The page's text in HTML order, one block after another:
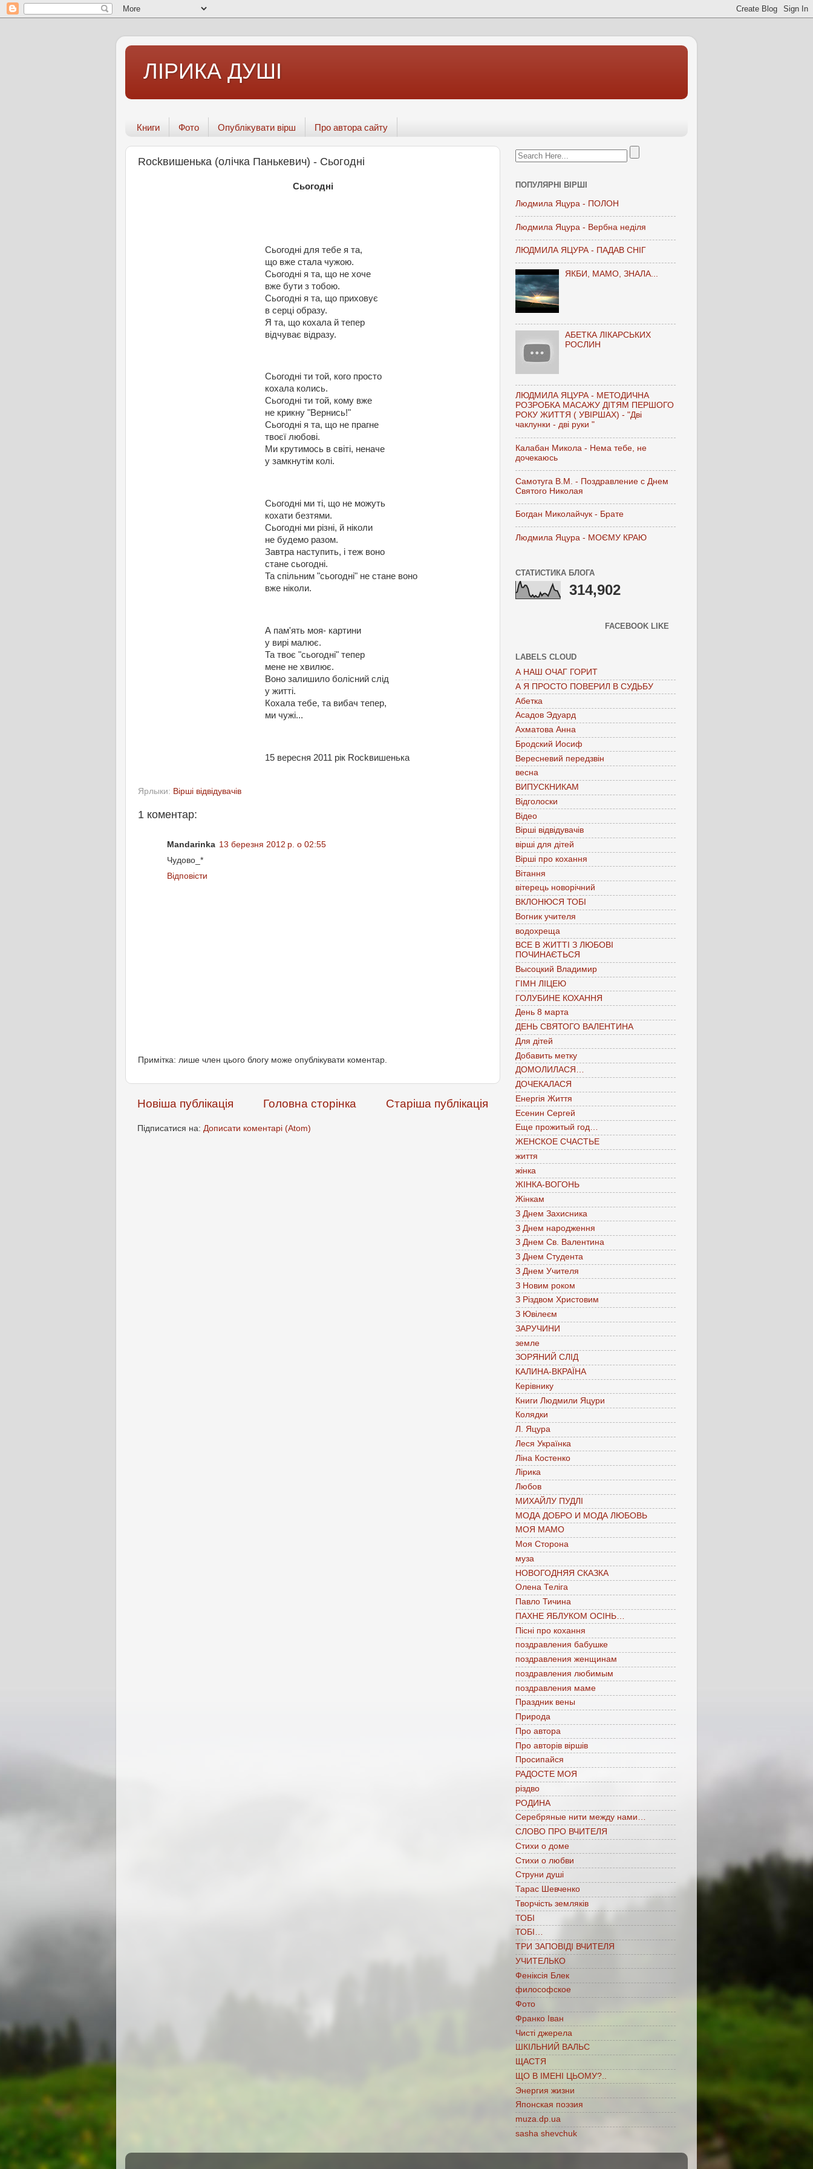
ЛІРИКА ДУШІ
Книги Фото Опублікувати вірш Про автора сайту
Rockвишенька (олічка Панькевич) - Сьогодні
Сьогодні
Сьогодні для тебе я та,
що вже стала чужою.
Сьогодні я та, що не хоче
вже бути з тобою.
Сьогодні я та, що приховує
в серці образу.
Я та, що кохала й тепер
відчуває відразу.
Сьогодні ти той, кого просто
кохала колись.
Сьогодні ти той, кому вже
не крикну "Вернись!"
Сьогодні я та, що не прагне
твоєї любові.
Ми крутимось в світі, неначе
у замкнутім колі.
Сьогодні ми ті, що не можуть
кохати безтями.
Сьогодні ми різні, й ніколи
не будемо разом.
Завтра наступить, і теж воно
стане сьогодні.
Та спільним "сьогодні" не стане воно
вже ніколи.
А пам'ять моя- картини
у вирі малює.
Та твоє "сьогодні" тепер
мене не хвилює.
Воно залишило болісний слід
у житті.
Кохала тебе, та вибач тепер,
ми чужі...
15 вересня 2011 рік Rockвишенька
Ярлыки: Вірші відвідувачів
1 коментар:
Mandarinka 13 березня 2012 р. о 02:55
Чудово_*
Відповісти
Примітка: лише член цього блогу може опублікувати коментар.
Новіша публікація Старіша публікація
Головна сторінка
Підписатися на: Дописати коментарі (Atom)
ПОПУЛЯРНІ ВІРШІ
Людмила Яцура - ПОЛОН
Людмила Яцура - Вербна неділя
ЛЮДМИЛА ЯЦУРА - ПАДАВ СНІГ
ЯКБИ, МАМО, ЗНАЛА...
АБЕТКА ЛІКАРСЬКИХ
РОСЛИН
ЛЮДМИЛА ЯЦУРА - МЕТОДИЧНА
РОЗРОБКА МАСАЖУ ДІТЯМ ПЕРШОГО
РОКУ ЖИТТЯ ( УВІРШАХ) - "Дві
чаклунки - дві руки "
Калабан Микола - Нема тебе, не
дочекаюсь
Самотуга В.М. - Поздравление с Днем
Святого Николая
Богдан Миколайчук - Брате
Людмила Яцура - МОЄМУ КРАЮ
СТАТИСТИКА БЛОГА
314,902
FACEBOOK LIKE
LABELS CLOUD
А НАШ ОЧАГ ГОРИТ
А Я ПРОСТО ПОВЕРИЛ В СУДЬБУ
Абетка
Асадов Эдуард
Ахматова Анна
Бродский Иосиф
Вересневий передзвін
весна
ВИПУСКНИКАМ
Відголоски
Відео
Вірші відвідувачів
вірші для дітей
Вірші про кохання
Вітання
вітерець новорічний
ВКЛОНЮСЯ ТОБІ
Вогник учителя
водохреща
ВСЕ В ЖИТТІ З ЛЮБОВІ
ПОЧИНАЄТЬСЯ
Высоцкий Владимир
ГІМН ЛІЦЕЮ
ГОЛУБИНЕ КОХАННЯ
День 8 марта
ДЕНЬ СВЯТОГО ВАЛЕНТИНА
Для дітей
Добавить метку
ДОМОЛИЛАСЯ…
ДОЧЕКАЛАСЯ
Енергія Життя
Есенин Сергей
Еще прожитый год…
ЖЕНСКОЕ СЧАСТЬЕ
життя
жінка
ЖІНКА-ВОГОНЬ
Жінкам
З Днем Захисника
З Днем народження
З Днем Св. Валентина
З Днем Студента
З Днем Учителя
З Новим роком
З Різдвом Христовим
З Ювілеєм
ЗАРУЧИНИ
земле
ЗОРЯНИЙ СЛІД
КАЛИНА-ВКРАЇНА
Керівнику
Книги Людмили Яцури
Колядки
Л. Яцура
Леся Українка
Ліна Костенко
Лірика
Любов
МИХАЙЛУ ПУДЛІ
МОДА ДОБРО И МОДА ЛЮБОВЬ
МОЯ МАМО
Моя Сторона
муза
НОВОГОДНЯЯ СКАЗКА
Олена Теліга
Павло Тичина
ПАХНЕ ЯБЛУКОМ ОСІНЬ…
Пісні про кохання
поздравления бабушке
поздравления женщинам
поздравления любимым
поздравления маме
Праздник вены
Природа
Про автора
Про авторів віршів
Просипайся
РАДОСТЕ МОЯ
різдво
РОДИНА
Серебряные нити между нами…
СЛОВО ПРО ВЧИТЕЛЯ
Стихи о доме
Стихи о любви
Струни душі
Тарас Шевченко
Творчість земляків
ТОБІ
ТОБІ…
ТРИ ЗАПОВІДІ ВЧИТЕЛЯ
УЧИТЕЛЬКО
Феніксія Блек
философское
Фото
Франко Іван
Чисті джерела
ШКІЛЬНИЙ ВАЛЬС
ЩАСТЯ
ЩО В ІМЕНІ ЦЬОМУ?..
Энергия жизни
Японская поэзия
muza.dp.ua
sasha shevchuk